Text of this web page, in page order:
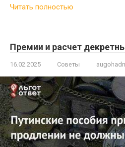
Читать полностью
Премии и расчет
16.02.2025 Советы